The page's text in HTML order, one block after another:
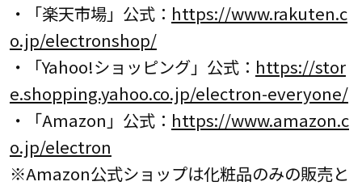
・「楽天市場」公式： https://www.rakuten.c
o.jp/electronshop/
・「Yahoo!ショッピング」公式： https://stor
e.shopping.yahoo.co.jp/electron-everyone/
・「Amazon」公式： https://www.amazon.c
o.jp/electron
※Amazon公式ショップは化粧品のみの販売と